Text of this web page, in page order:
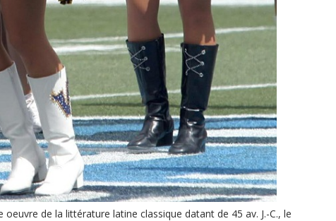
de la littérature latine classique datant de 45 av. J.-C., le